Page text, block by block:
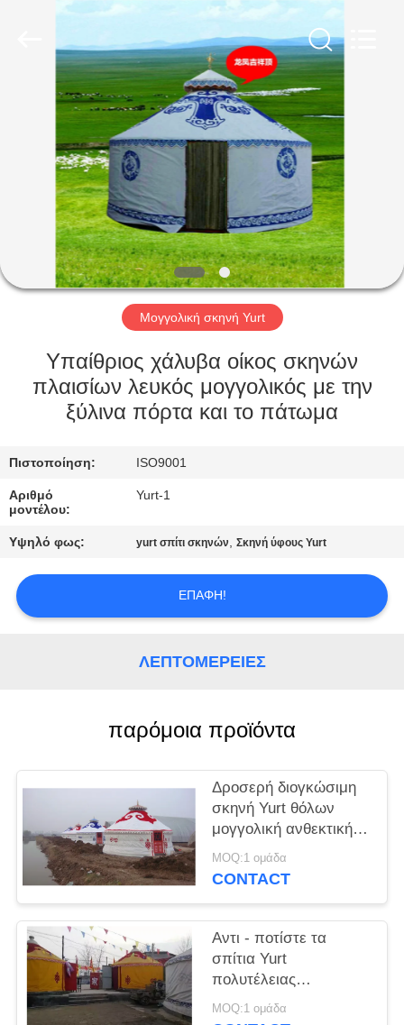
ΣΠΊΤΙ
ΠΡΟΪΌΝΤΑ
ΠΕΡΊΠΟΥ
ΕΜΕΊΣ
ΓΎΡΟΣ
ΕΡΓΟΣΤΑΣΊΩΝ
ΠΟΙΟΤΙΚΌΣ
ΈΛΕΓΧΟΣ
ΜΑΣ
ΕΛΆΤΕ
ΕΠΑΦΉ
ΜΕ
Μογγολική σκηνή Yurt
Υπαίθριος χάλυβα οίκος σκηνών
πλαισίων λευκός μογγολικός με την
ξύλινα πόρτα και το πάτωμα
Πιστοποίηση: ISO9001
Αριθμό
μοντέλου:
Yurt-1
Υψηλό φως: yurt σπίτι σκηνών,Σκηνή ύφους Yurt
ΕΠΑΦΉ!
ΛΕΠΤΟΜΈΡΕΙΕΣ
παρόμοια προϊόντα
Δροσερή διογκώσιμη
σκηνή Yurt θόλων
μογγολική ανθεκτική
με το ανεκτό βάρος
200kg
MOQ:1 ομάδα
CONTACT
Αντι - ποτίστε τα
σπίτια Yurt
πολυτέλειας
διαμέτρων 8m με την
ικανότητα φόρτωσης
MOQ:1 ομάδα